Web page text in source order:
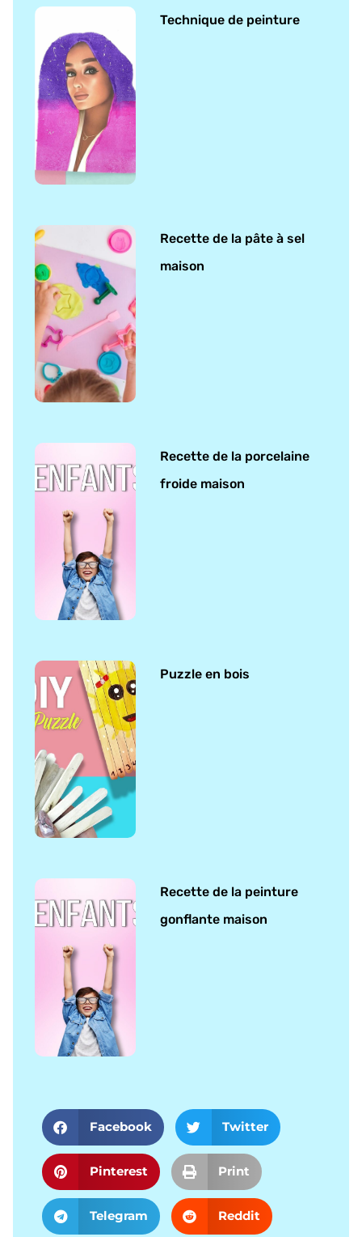
Technique de peinture
Recette de la pâte à sel
maison
Recette de la porcelaine
froide maison
Puzzle en bois
Recette de la peinture
gonflante maison
Facebook Twitter
Pinterest Print
Telegram Reddit